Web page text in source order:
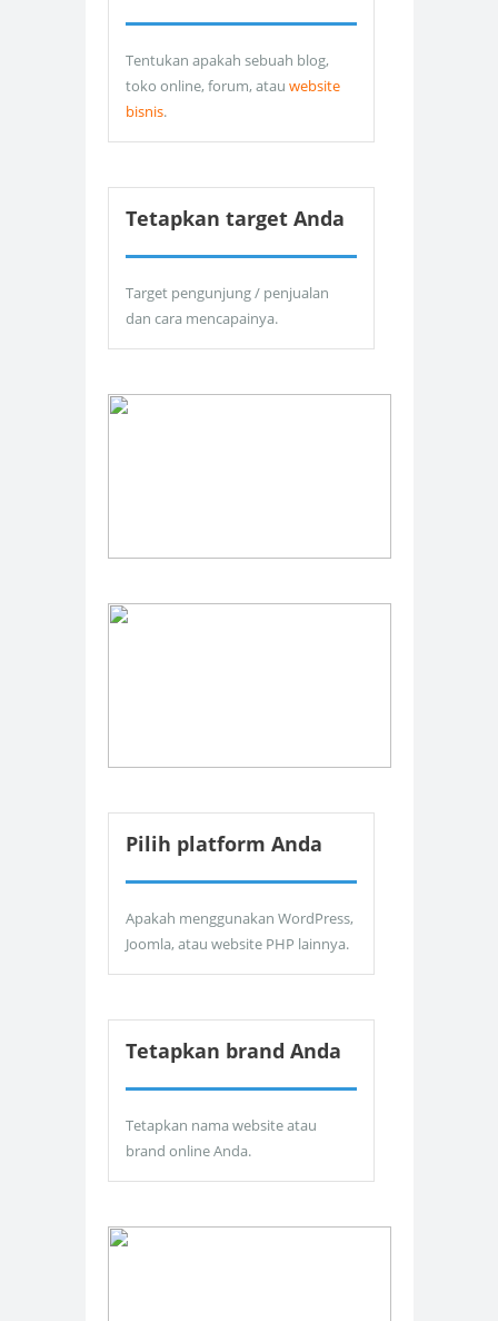
Tentukan apakah sebuah blog,
toko online, forum, atau website
bisnis.
Tetapkan target Anda
Target pengunjung / penjualan
dan cara mencapainya.
Pilih platform Anda
Apakah menggunakan WordPress,
Joomla, atau website PHP lainnya.
Tetapkan brand Anda
Tetapkan nama website atau
brand online Anda.